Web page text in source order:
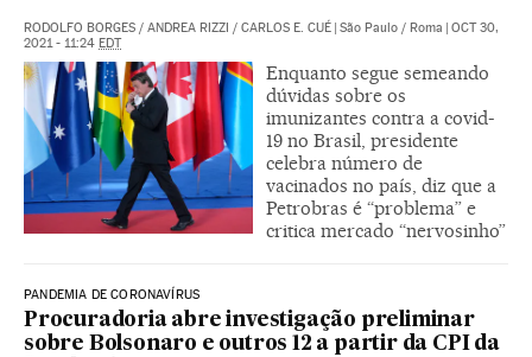
RODOLFO BORGES / ANDREA RIZZI / CARLOS E. CUÉ São Paulo / Roma
OCT 30,
2021 - 11:24 EDT
Enquanto segue semeando
dúvidas sobre os
imunizantes contra a covid-
19 no Brasil, presidente
celebra número de
vacinados no país, diz que a
Petrobras é “problema” e
critica mercado “nervosinho”
PANDEMIA DE CORONAVÍRUS
Procuradoria abre investigação preliminar
sobre Bolsonaro e outros 12 a partir da CPI da